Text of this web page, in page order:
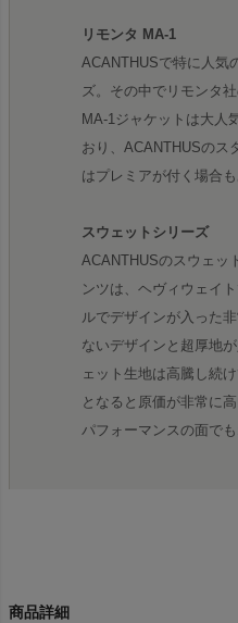
リモンタ MA-1
ACANTHUSで特に人気
ズ。その中でリモンタ
MA-1ジャケットは大人
おり、ACANTHUSのス
はプレミアが付く場合も
スウェットシリーズ
ACANTHUSのスウェッ
ンツは、ヘヴィウェイ
ルでデザインが入った
ないデザインと超厚地
ェット生地は高騰し続
となると原価が非常に
パフォーマンスの面で
商品詳細